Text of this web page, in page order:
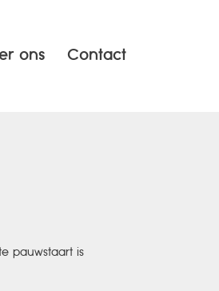
ons Contact
pauwstaart is